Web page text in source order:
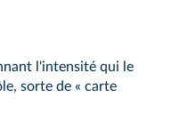
l'intensité qui le
sorte de « carte